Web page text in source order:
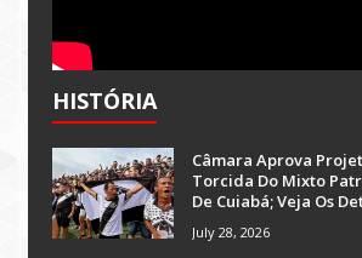
HISTÓRIA
Câmara Aprova
Torcida Do Mixto
De Cuiabá; Veja Os
July 28, 2026